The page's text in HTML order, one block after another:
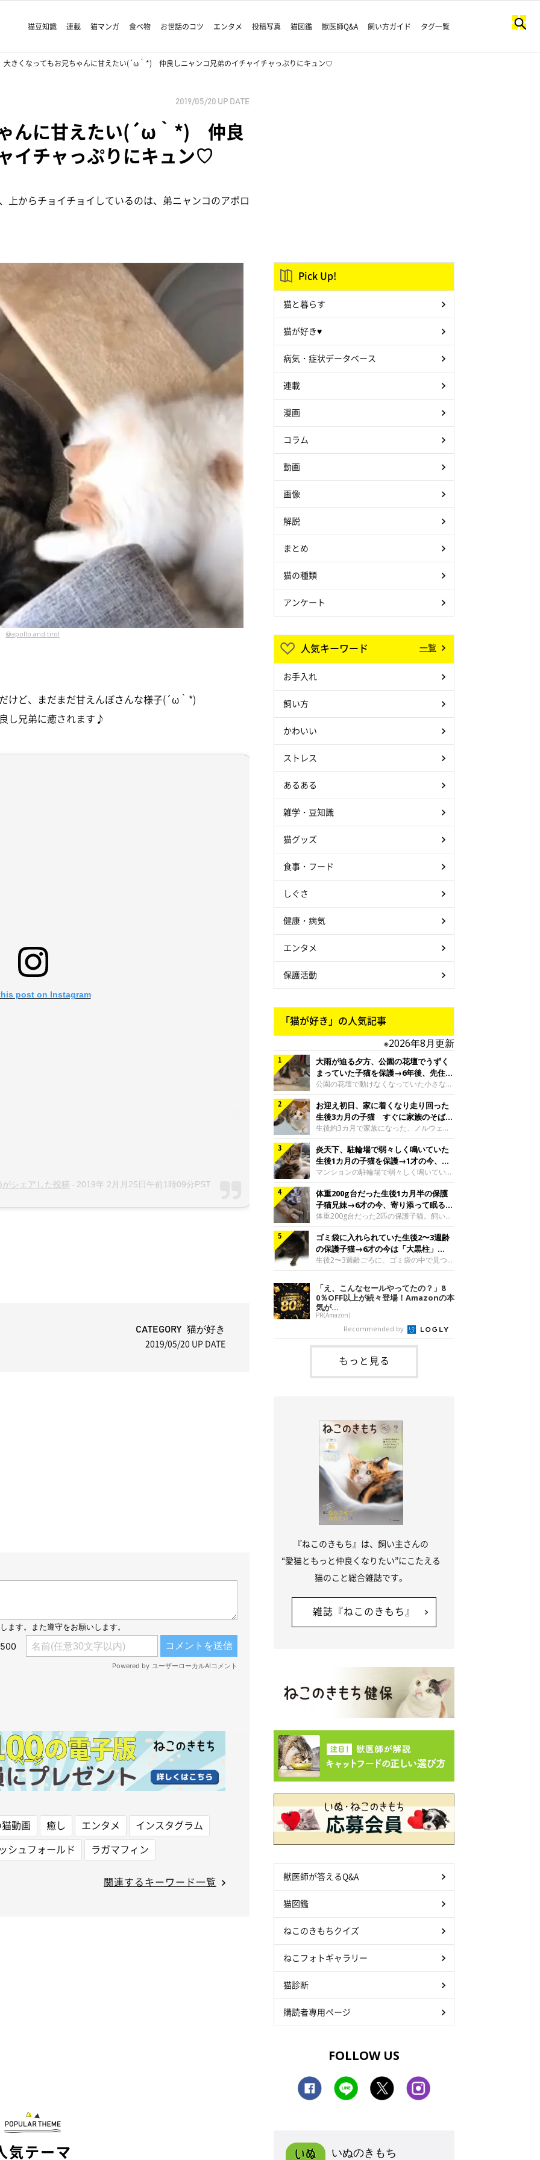
猫豆知識 連載 猫マンガ 食べ物 お世話のコツ エンタメ 投稿写真 猫図鑑 獣医師Q&A 飼い方ガイド タグ一覧
大きくなってもお兄ちゃんに甘えたい(´ω｀*) 仲良しニャンコ兄弟のイチャイチャっぷりにキュン♡
2019/05/20 UP DATE
んに甘えたい(´ω｀*) 仲良
イチャっぷりにキュン♡
上からチョイチョイしているのは、弟ニャンコのアポロ
@apollo.and.tirol
けど、まだまだ甘えんぼさんな様子(´ω｀*)
し兄弟に癒されます♪
post on Instagram
シェアした投稿 - 2019年 2月月25日午前1時09分PST
CATEGORY 猫が好き
2019/05/20 UP DATE
動画 癒し エンタメ
インスタグラム
シュフォールド
ラガマフィン
関連するキーワード一覧
気テーマ
Pick Up!
猫と暮らす
猫が好き♥
病気・症状データベース
連載
漫画
コラム
動画
画像
解説
まとめ
猫の種類
アンケート
人気キーワード 一覧
お手入れ
飼い方
かわいい
ストレス
あるある
雑学・豆知識
猫グッズ
食事・フード
しぐさ
健康・病気
エンタメ
保護活動
「猫が好き」の人気記事
※2026年8月更新
大雨が迫る夕方、公園の花壇でうずく
まっていた子猫を保護→6年後、先住猫
と“姉妹”のような関係に
公園の花壇で動けなくなっていた小さな子
猫。家族に迎えられてから6年、先住猫と
の間には深い絆が育まれていました。保護
当時のティダちゃん。
@muumuu62197189紹介するのは、
X（旧Twitter）ユーザー
@muumuu62197189さんの愛猫・ティダ
ちゃん（取材時6才）の成長記録です。こ
ちらは、生後3カ月ごろのティダちゃん。
飼い主さんが出会ったのは、夜から大雨に
なると予報されていた日の夕方でした。花
壇で動けずにいた子猫保護したばかりのテ
ィダちゃん。@muumuu62197189飼い主
さんは、公園の
お迎え初日、家に着くなり走り回った
生後3カ月の子猫 すぐに家族のそばで
落ち着く姿に「迎えてよかった」
生後約3カ月で家族になった、ノルウェー
ジャンフォレストキャットの子猫。お迎え
翌日には、すでに家でくつろぐ様子を見せ
ていました。お迎え翌日、ベッドでうとう
とするむうちゃんお迎え翌日のむうちゃ
ん。@umimugi0304紹介するのは、
Instagramユーザー@umimugi0304さんの
愛猫・むうちゃん（撮影時、生後約3カ月
／ノルウェージャンフォレストキャッ
ト）。こちらは、お迎え翌日に撮影された
一枚。ゴハンをお腹いっぱい食べたむうち
ゃんは眠くなり、飼い主さん夫婦のベッド
でうとうとし始めたのだとか。飼い主さ
炎天下、駐輪場で弱々しく鳴いていた
生後1カ月の子猫を保護→1才の今、筋
肉質でツンデレなコに成長
マンションの駐輪場で弱々しく鳴いてい
た、生後1カ月ほどの子猫。家族に迎えら
れてから1年、体も行動も大きく成長しま
した。炎天下の駐輪場で鳴いていた小さな
子猫保護当時のモモちゃん。@Kingponzu
紹介するのは、X（旧Twitter）ユーザー
@Kingponzuさんの愛猫・モモちゃん（取
材時1才）の成長記録です。こちらは、モ
モちゃんが生後1カ月ごろに撮影された一
枚。飼い主さんの自宅マンションの駐輪場
です。子猫時代のモモちゃん。
@Kingponzuその日は気温が35℃を
体重200g台だった生後1カ月半の保護
子猫兄妹→6才の今、寄り添って眠る姿
にほっこり！
体重200g台だった2匹の保護子猫。飼い主
さんの家族になってから6年、ともに成長
するなかで、2匹の関係にも少しずつ変化
が見られました。家族になったばかりの小
さな兄妹猫（写真上から）妹猫・てんちゃ
ん、兄猫・ラムくん。@ten_ramu紹介す
@ten_ramuさんの愛猫・ラムくんとてん
ちゃん（ともに取材時6才）の成長記録で
す。この写真は、お迎えして間もない生後
1カ月半ごろの2匹。当時、ラムくんは260
グラム、てんちゃんは209グラムと、どち
らもとても小さな体でした。2匹
ゴミ袋に入れられていた生後2〜3週齢
の保護子猫→6才の今は「大黒柱」
に！ 美しい黒猫に成長した姿にグッ
とくる
生後2〜3週齢ごろに、ゴミ袋の中で見つか
った小さな命。ミルクから育てられたその
子猫は今、家族に欠かせない存在へと成長
しました。ゴミ袋の中で見つかった、ミニ
モグラのような子猫よちよち歩きをしてい
たころの、生後2〜3週齢ごろのドンちゃ
ん。@doddou_1今回紹介するのは、
X（旧Twitter）ユーザー@doddou_1さん
の愛猫・ドンちゃん（取材時、推定6才／
本名：ドミトリー・ドンスコイ）。ドンち
ゃんは、保護猫でした。ドンちゃんが見つ
かったのは、飼い主さんの姉の勤め先の敷
「え、こんなセールやってたの？」8
0％OFF以上が続々登場！Amazonの本
気が...
PR(Amazon)
Recommended by
もっと見る
『ねこのきもち』は、飼い主さんの
“愛猫ともっと仲良くなりたい”にこたえる
猫のこと総合雑誌です。
雑誌『ねこのきもち』
獣医師が答えるQ&A
猫図鑑
ねこのきもちクイズ
ねこフォトギャラリー
猫診断
購読者専用ページ
FOLLOW US
いぬのきもち